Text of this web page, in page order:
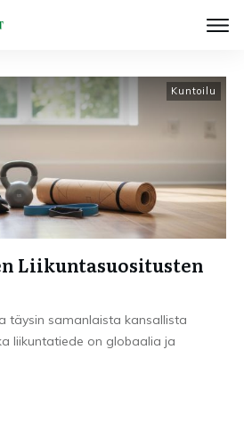
Kuntoilu
Liikuntasuositusten
täysin samanlaista kansallista
liikuntatiede on globaalia ja